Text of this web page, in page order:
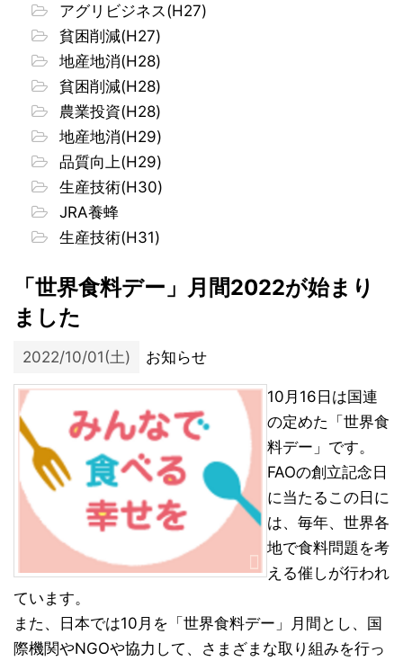
アグリビジネス(H27)
貧困削減(H27)
地産地消(H28)
貧困削減(H28)
農業投資(H28)
地産地消(H29)
品質向上(H29)
生産技術(H30)
JRA養蜂
生産技術(H31)
「世界食料デー」月間2022が始まり
ました
2022/10/01(土) お知らせ
10月16日は国連
の定めた「世界食
料デー」です。
FAOの創立記念日
に当たるこの日に
は、毎年、世界各
地で食料問題を考
える催しが行われ
ています。
また、日本では10月を「世界食料デー」月間とし、国
際機関やNGOや協力して、さまざまな取り組みを行っ